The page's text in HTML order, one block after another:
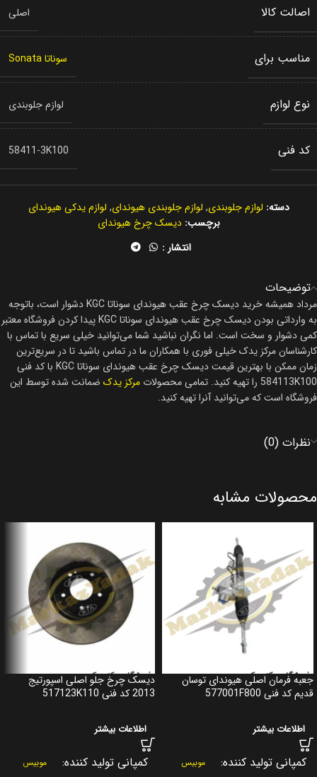
اصالت کالا اصلی
مناسب برای سوناتا Sonata
نوع لوازم لوازم جلوبندی
کد فنی 58411-3K100
دسته: لوازم جلوبندی, لوازم جلوبندی هیوندای, لوازم یدکی هیوندای
برچسب: دیسک چرخ هیوندای
انتشار :
توضیحات
مرداد همیشه خرید دیسک چرخ عقب هیوندای سوناتا KGC دشوار است، باتوجه
به وارداتی بودن دیسک چرخ عقب هیوندای سوناتا KGC پیدا کردن فروشگاه معتبر
کمی دشوار و سخت است. اما نگران نباشید شما می‌توانید خیلی سریع با تماس با
کارشناسان مرکز یدک خیلی فوری با همکاران ما در تماس باشید تا در سریع‌ترین
زمان ممکن با بهترین قیمت دیسک چرخ عقب هیوندای سوناتا KGC با کد فنی
584113K100 را تهیه کنید. تمامی محصولات
مرکز یدک ضمانت شده توسط این
فروشگاه است که می‌توانید آنرا تهیه کنید.
نظرات (0)
محصولات مشابه
جعبه فرمان اصلی هیوندای توسان
قدیم کد فنی 577001F800
اطلاعات بیشتر
کمپانی تولید کننده موبیس
دیسک چرخ جلو اصلی اسپورتیج
2013 کد فنی 517123K110
اطلاعات بیشتر
کمپانی تولید کننده موبیس